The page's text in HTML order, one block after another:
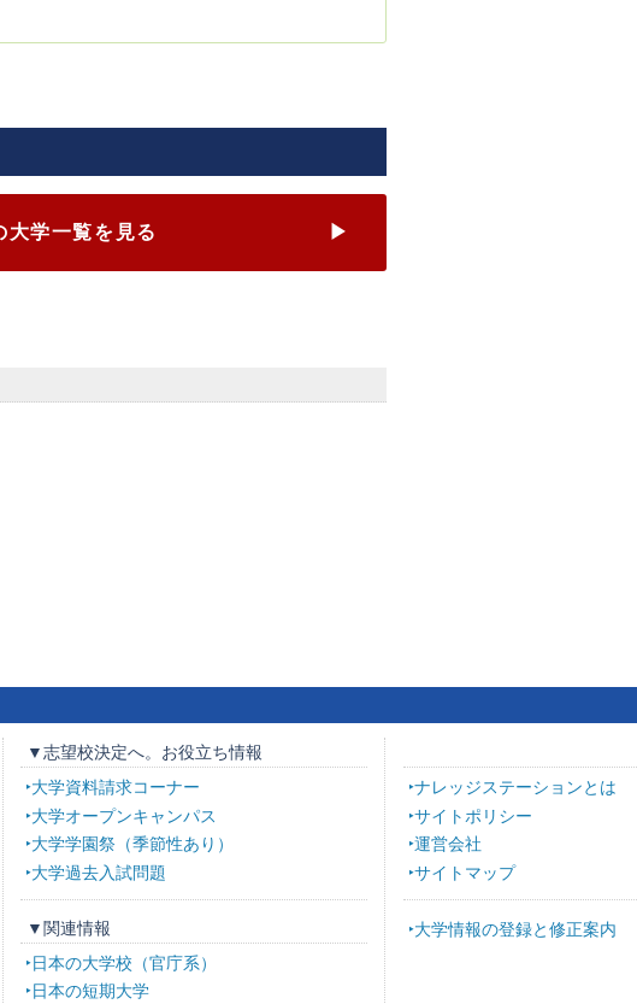
大学一覧を見る
▼志望校決定へ。お役立ち情報
大学資料請求コーナー
大学オープンキャンパス
大学学園祭（季節性あり）
大学過去入試問題
▼関連情報
日本の大学校（官庁系）
日本の短期大学
ナレッジステーションとは
サイトポリシー
運営会社
サイトマップ
大学情報の登録と修正案内